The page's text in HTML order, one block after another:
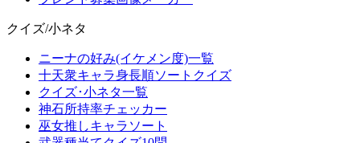
クイズ/小ネタ
ニーナの好み(イケメン度)一覧
十天衆キャラ身長順ソートクイズ
クイズ･小ネタ一覧
神石所持率チェッカー
巫女推しキャラソート